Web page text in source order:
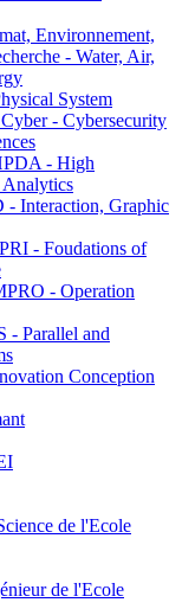
Environnement,
- Water, Air,
System
- Cybersecurity
- High
Analytics
Interaction, Graphic
- Foudations of
- Operation
- Parallel and
Conception
de l'Ecole
de l'Ecole